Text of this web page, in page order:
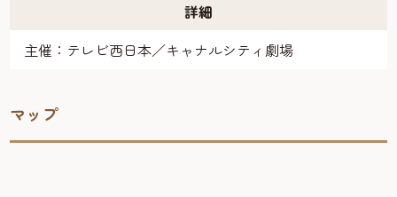
詳細
主催：テレビ西日本／キャナルシティ劇場
マップ